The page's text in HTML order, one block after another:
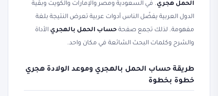
الحمل هجري. في السعودية ومصر والإمارات والكويت وبقية
الدول العربية يفضّل الناس أدوات عربية تعرض النتيجة بلغة
مفهومة. لذلك تجمع صفحة حساب الحمل بالهجري الأداة
والشرح وكلمات البحث الشائعة في مكان واحد.
طريقة حساب الحمل بالهجري وموعد الولادة هجري
خطوة بخطوة